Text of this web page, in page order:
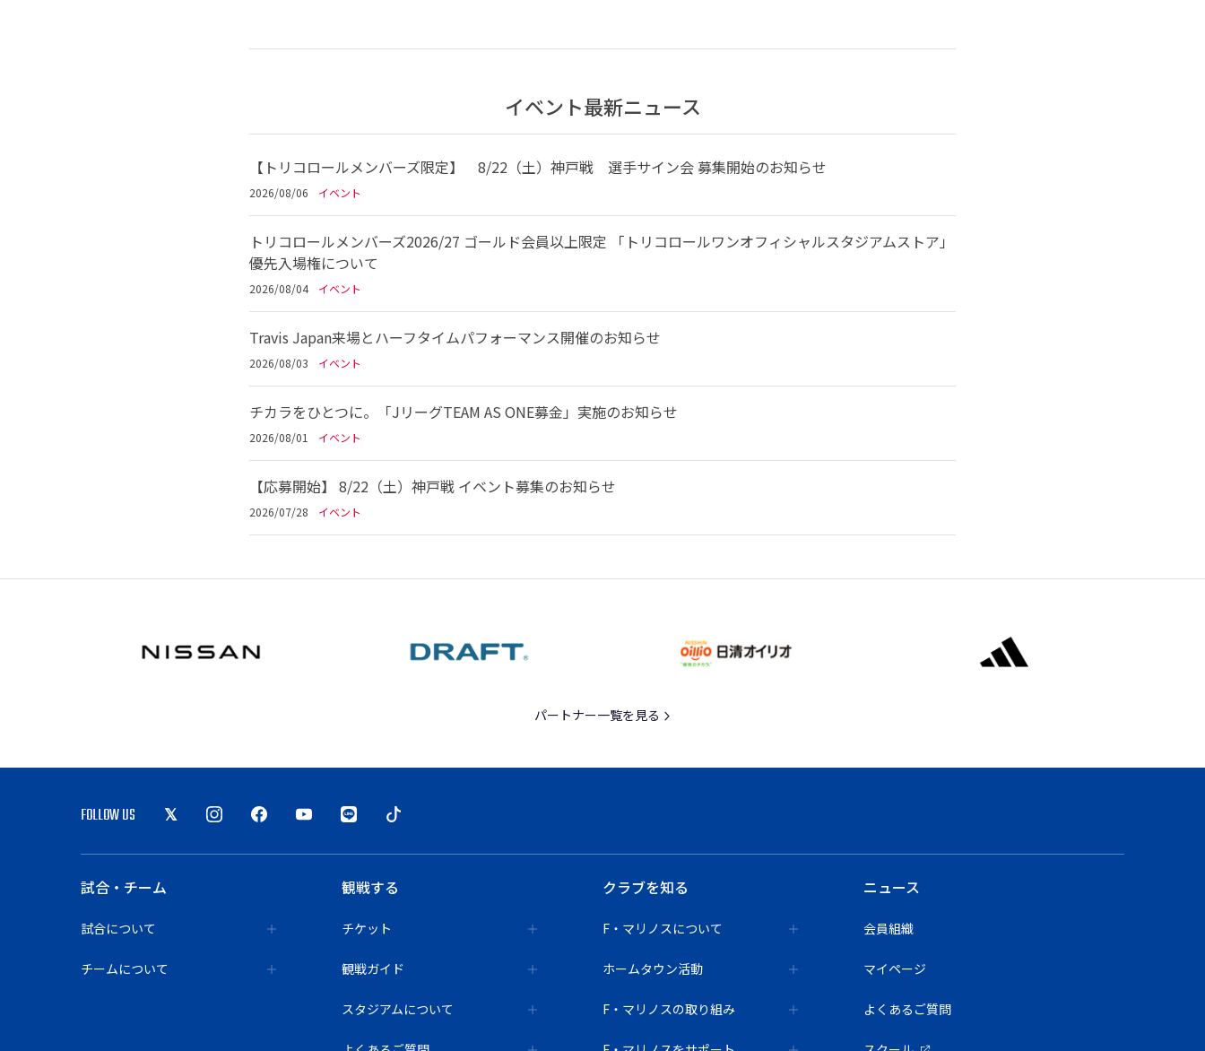
イベント最新ニュース
【トリコロールメンバーズ限定】 8/22（土）神戸戦 選手サイン会 募集開始のお知らせ
2026/08/06 イベント
トリコロールメンバーズ2026/27 ゴールド会員以上限定 「トリコロールワンオフィシャルスタジアムストア」
優先入場権について
2026/08/04 イベント
Travis Japan来場とハーフタイムパフォーマンス開催のお知らせ
2026/08/03 イベント
チカラをひとつに。「JリーグTEAM AS ONE募金」実施のお知らせ
2026/08/01 イベント
【応募開始】 8/22（土）神戸戦 イベント募集のお知らせ
2026/07/28 イベント
パートナー一覧を見る
FOLLOW US
試合・チーム
試合について
チームについて
観戦する
チケット
観戦ガイド
スタジアムについて
クラブを知る
F・マリノスについて
ホームタウン活動
F・マリノスの取り組み
ニュース
会員組織
マイページ
よくあるご質問